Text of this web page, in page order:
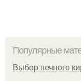
Популярные
Выбор печного